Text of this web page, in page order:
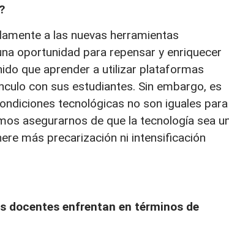
a las nuevas herramientas
oportunidad para repensar y enriquecer
que aprender a utilizar plataformas
con sus estudiantes. Sin embargo, es
tecnológicas no son iguales para
asegurarnos de que la tecnología sea
más precarización ni intensificación
docentes enfrentan en términos de